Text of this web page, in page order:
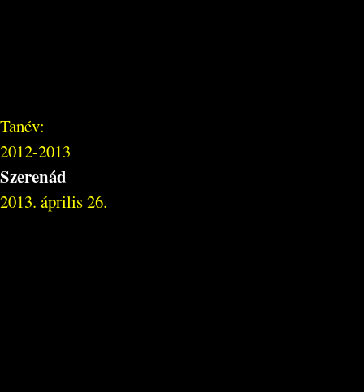
Tanév:
2012-2013
Szerenád
2013. április 26.